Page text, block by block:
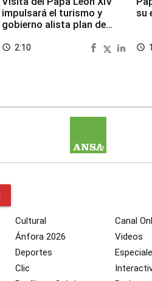
impulsará el turismo y
gobierno alista plan de
access_time 2:10
su
access_time
Cultural
Ánfora 2026
Deportes
Clic
Canal
Videos